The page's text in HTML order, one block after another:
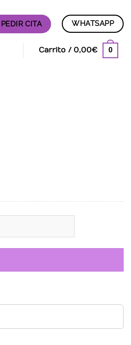
PEDIR CITA WHATSAPP
Carrito / 0,00€ 0